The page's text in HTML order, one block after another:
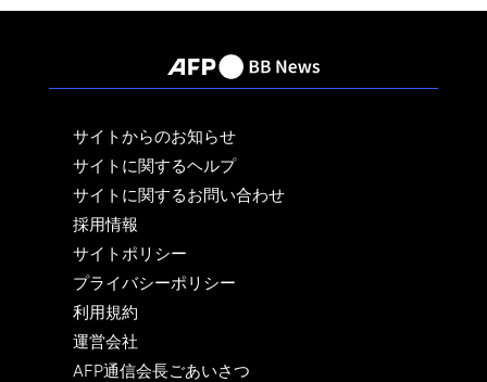
サイトからのお知らせ
サイトに関するヘルプ
サイトに関するお問い合わせ
採用情報
サイトポリシー
プライバシーポリシー
利用規約
運営会社
AFP通信会長ごあいさつ